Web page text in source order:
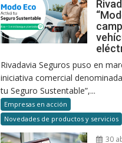
Rivadavia Seguros puso en
iniciativa comercial
tu Seguro Sustentable”,...
Empresas en acción
Novedades de productos y servicios
30